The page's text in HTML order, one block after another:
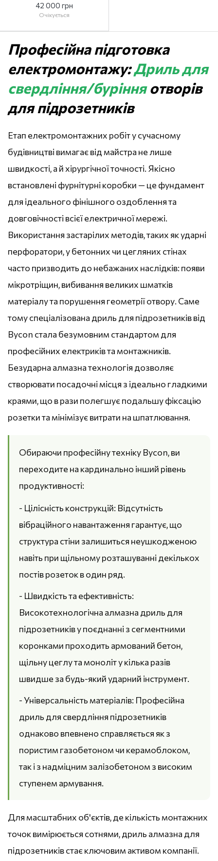
42 000 грн
Очікується
Професійна підготовка
електромонтажу:Дриль для
свердління/бурінняотворів
для підрозетників
Етап електромонтажних робіт у сучасному
будівництві вимагає від майстра не лише
швидкості, а й хірургічної точності. Якісно
встановлені фурнітурні коробки — це фундамент
для ідеального фінішного оздоблення та
довговічності всієї електричної мережі.
Використання застарілих методів, таких як ударні
перфоратори, у бетонних чи цегляних стінах
часто призводить до небажаних наслідків: появи
мікротріщин, вибивання великих шматків
матеріалу та порушення геометрії отвору. Саме
тому спеціалізована дриль для підрозетників від
Bycon стала безумовним стандартом для
професійних електриків та монтажників.
Безударна алмазна технологія дозволяє
створювати посадочні місця з ідеально гладкими
краями, що в рази полегшує подальшу фіксацію
розетки та мінімізує витрати на шпатлювання.
Обираючи професійну техніку Bycon, ви
переходите на кардинально інший рівень
продуктивності:
- Цілісність конструкцій: Відсутність
вібраційного навантаження гарантує, що
структура стіни залишиться неушкодженою
навіть при щільному розташуванні декількох
постів розеток в один ряд.
- Швидкість та ефективність:
Високотехнологічна алмазна дриль для
підрозетників у поєднанні з сегментними
коронками проходить армований бетон,
щільну цеглу та моноліт у кілька разів
швидше за будь-який ударний інструмент.
- Універсальність матеріалів: Професійна
дриль для свердління підрозетників
однаково впевнено справляється як з
пористим газобетоном чи керамоблоком,
так і з надміцним залізобетоном з високим
ступенем армування.
Для масштабних об'єктів, де кількість монтажних
точок вимірюється сотнями, дриль алмазна для
підрозетників стає ключовим активом компанії.